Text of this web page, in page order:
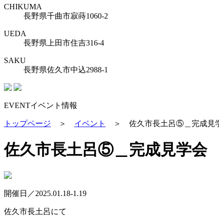
CHIKUMA
長野県千曲市寂蒔1060-2
UEDA
長野県上田市住吉316-4
SAKU
長野県佐久市中込2988-1
EVENTイベント情報
トップページ ＞ イベント ＞ 佐久市長土呂⑤＿完成見
佐久市長土呂⑤＿完成見学会
開催日／2025.01.18-1.19
佐久市長土呂にて